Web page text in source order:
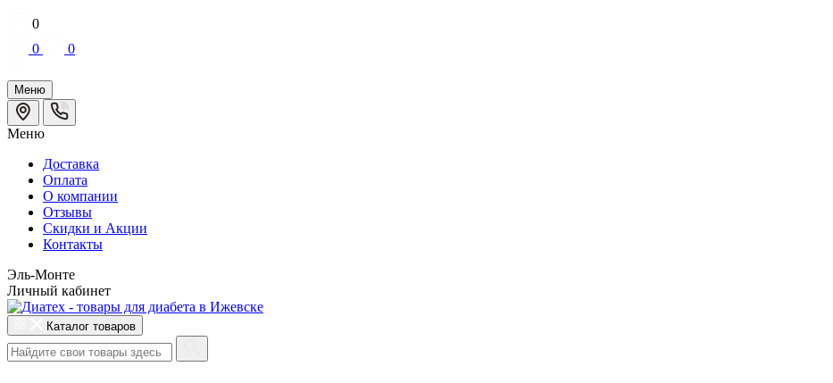
0
0
0
Меню
Меню
Доставка
Оплата
О компании
Отзывы
Cкидки и Акции
Контакты
Эль-Монте
Личный кабинет
Каталог товаров